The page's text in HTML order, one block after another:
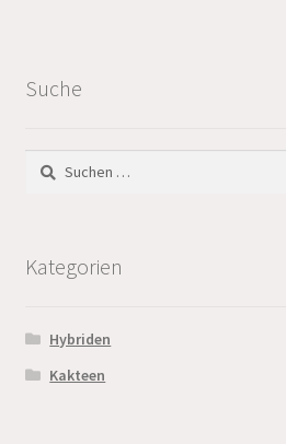
Suche
Suchen
nach:
Kategorien
Hybriden
Kakteen